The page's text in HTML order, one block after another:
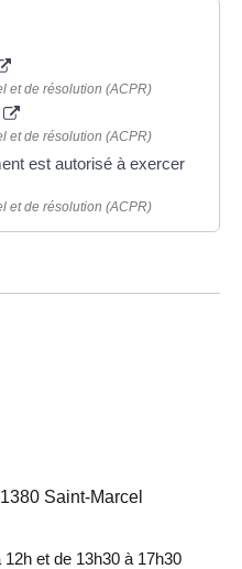
et de résolution (ACPR)
et de résolution (ACPR)
est autorisé à exercer
et de résolution (ACPR)
Saint-Marcel
et de 13h30 à 17h30